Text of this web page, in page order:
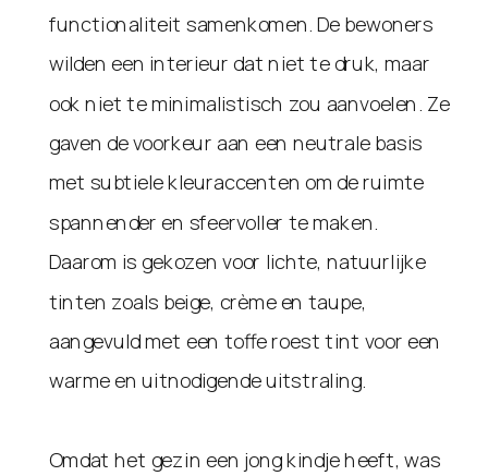
functionaliteit samenkomen. De bewoners
wilden een interieur dat niet te druk, maar
ook niet te minimalistisch zou aanvoelen. Ze
gaven de voorkeur aan een neutrale basis
met subtiele kleuraccenten om de ruimte
spannender en sfeervoller te maken.
Daarom is gekozen voor lichte, natuurlijke
tinten zoals beige, crème en taupe,
aangevuld met een toffe roest tint voor een
warme en uitnodigende uitstraling.
Omdat het gezin een jong kindje heeft, was